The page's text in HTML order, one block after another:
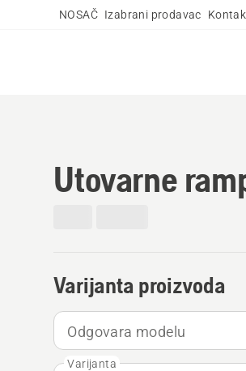
NOSAČ Izabrani prodavac
Utovarne
Varijanta proizvoda
Odgovara modelu
Varijanta